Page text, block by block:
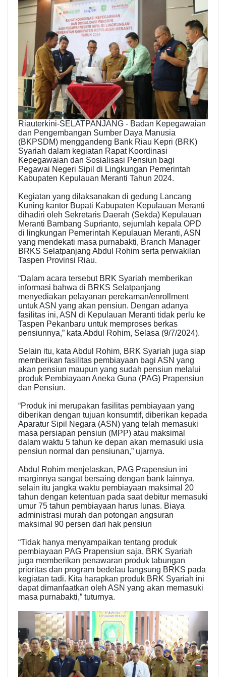
Riauterkini-SELATPANJANG - Badan Kepegawaian
dan Pengembangan Sumber Daya Manusia
(BKPSDM) menggandeng Bank Riau Kepri (BRK)
Syariah dalam kegiatan Rapat Koordinasi
Kepegawaian dan Sosialisasi Pensiun bagi
Pegawai Negeri Sipil di Lingkungan Pemerintah
Kabupaten Kepulauan Meranti Tahun 2024.
Kegiatan yang dilaksanakan di gedung Lancang
Kuning kantor Bupati Kabupaten Kepulauan Meranti
dihadiri oleh Sekretaris Daerah (Sekda) Kepulauan
Meranti Bambang Suprianto, sejumlah kepala OPD
di lingkungan Pemerintah Kepulauan Meranti, ASN
yang mendekati masa purnabakti, Branch Manager
BRKS Selatpanjang Abdul Rohim serta perwakilan
Taspen Provinsi Riau.
“Dalam acara tersebut BRK Syariah memberikan
informasi bahwa di BRKS Selatpanjang
menyediakan pelayanan perekaman/enrollment
untuk ASN yang akan pensiun. Dengan adanya
fasilitas ini, ASN di Kepulauan Meranti tidak perlu ke
Taspen Pekanbaru untuk memproses berkas
pensiunnya,” kata Abdul Rohim, Selasa (9/7/2024).
Selain itu, kata Abdul Rohim, BRK Syariah juga siap
memberikan fasilitas pembiayaan bagi ASN yang
akan pensiun maupun yang sudah pensiun melalui
produk Pembiayaan Aneka Guna (PAG) Prapensiun
dan Pensiun.
“Produk ini merupakan fasilitas pembiayaan yang
diberikan dengan tujuan konsumtif, diberikan kepada
Aparatur Sipil Negara (ASN) yang telah memasuki
masa persiapan pensiun (MPP) atau maksimal
dalam waktu 5 tahun ke depan akan memasuki usia
pensiun normal dan pensiunan,” ujarnya.
Abdul Rohim menjelaskan, PAG Prapensiun ini
marginnya sangat bersaing dengan bank lainnya,
selain itu jangka waktu pembiayaan maksimal 20
tahun dengan ketentuan pada saat debitur memasuki
umur 75 tahun pembiayaan harus lunas. Biaya
administrasi murah dan potongan angsuran
maksimal 90 persen dari hak pensiun
“Tidak hanya menyampaikan tentang produk
pembiayaan PAG Prapensiun saja, BRK Syariah
juga memberikan penawaran produk tabungan
prioritas dan program bedelau langsung BRKS pada
kegiatan tadi. Kita harapkan produk BRK Syariah ini
dapat dimanfaatkan oleh ASN yang akan memasuki
masa purnabakti,” tuturnya.